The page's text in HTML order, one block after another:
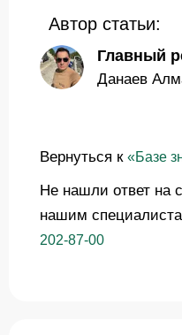
Автор статьи:
Главный
Данаев
Вернуться к «Базе
Не нашли ответ на
нашим
202-87-00